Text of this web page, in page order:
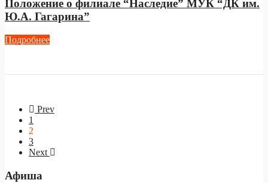
Положение о филиале “Наследие” МУК “ДК им.
Ю.А. Гагарина”
Подробнее
Prev
1
2
3
Next
Афиша